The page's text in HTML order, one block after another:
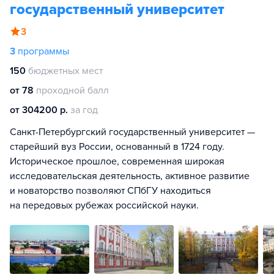
государственный университет
3
3 программы
150 бюджетных мест
от 78 проходной балл
от 304200 р. за год
Санкт-Петербургский государственный университет —
старейший вуз России, основанный в 1724 году.
Историческое прошлое, современная широкая
исследовательская деятельность, активное развитие
и новаторство позволяют СПбГУ находиться
на передовых рубежах российской науки.